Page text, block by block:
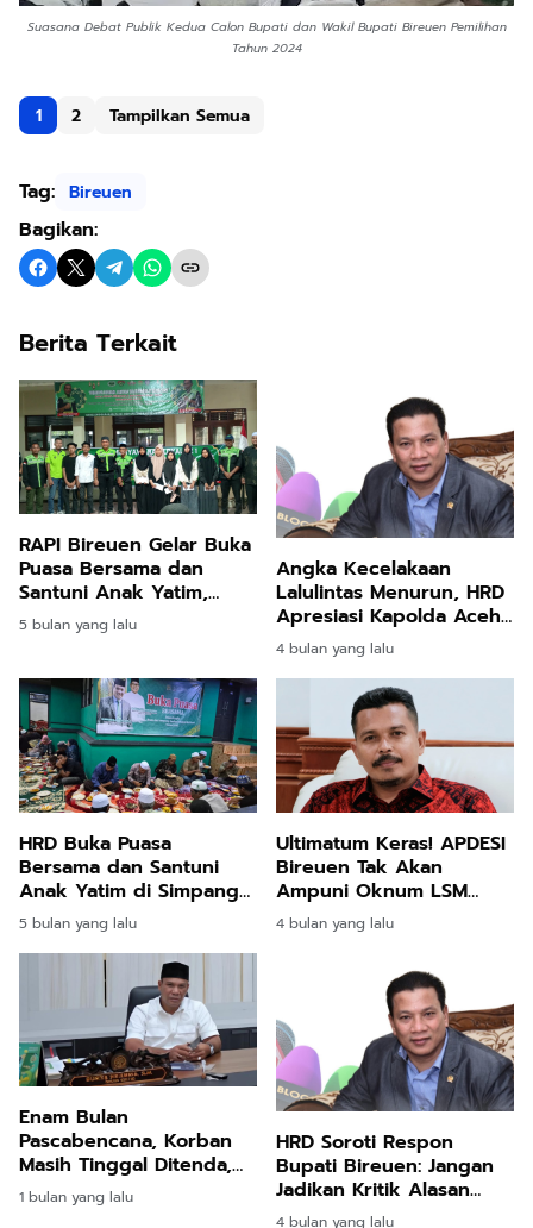
Suasana Debat Publik Kedua Calon Bupati dan Wakil Bupati Bireuen Pemilihan
Tahun 2024
1 2 Tampilkan Semua
Tag: Bireuen
Bagikan:
Berita Terkait
RAPI Bireuen Gelar Buka
Puasa Bersama dan
Santuni Anak Yatim,
Pengurus Lokal
Jeunieb–Pandrah
5 bulan yang lalu
Angka Kecelakaan
Lalulintas Menurun, HRD
Apresiasi Kapolda Aceh
dan Jajarannya
4 bulan yang lalu
HRD Buka Puasa
Bersama dan Santuni
Anak Yatim di Simpang
Mamplam
5 bulan yang lalu
Ultimatum Keras! APDESI
Bireuen Tak Akan
Ampuni Oknum LSM
yang Tekan Keuchiek!
4 bulan yang lalu
Enam Bulan
Pascabencana, Korban
Masih Tinggal Ditenda,
Surya Dharma
Pertanyakan Keseriusan
1 bulan yang lalu
HRD Soroti Respon
Bupati Bireuen: Jangan
Jadikan Kritik Alasan
Kehilangan Semangat
4 bulan yang lalu